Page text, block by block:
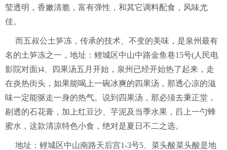
莹透明，香嫩清脆，富有弹性，和其它调料配食，风味尤
佳。
而五叔公土笋冻，传承的技术、不变的美味，是泉州最有
名的土笋冻之一，地址：鲤城区中山中路金鱼巷15号(人民电
影院对面)4、四果汤五月开始，泉州已经开始热了起来，走
在炎热街头，如果能喝上一碗冰爽的四果汤，那透心凉的滋
味一定能驱走一身的热气。说到四果汤，那必须去秉正堂，
剔透的石花膏，加上红豆沙、芋泥及当季水果，舀上一勺蜂
蜜水，这款清凉特色小食，绝对是夏日不二之选。
地址：鲤城区中山南路天后宫1-3号5、菜头酸菜头酸是地